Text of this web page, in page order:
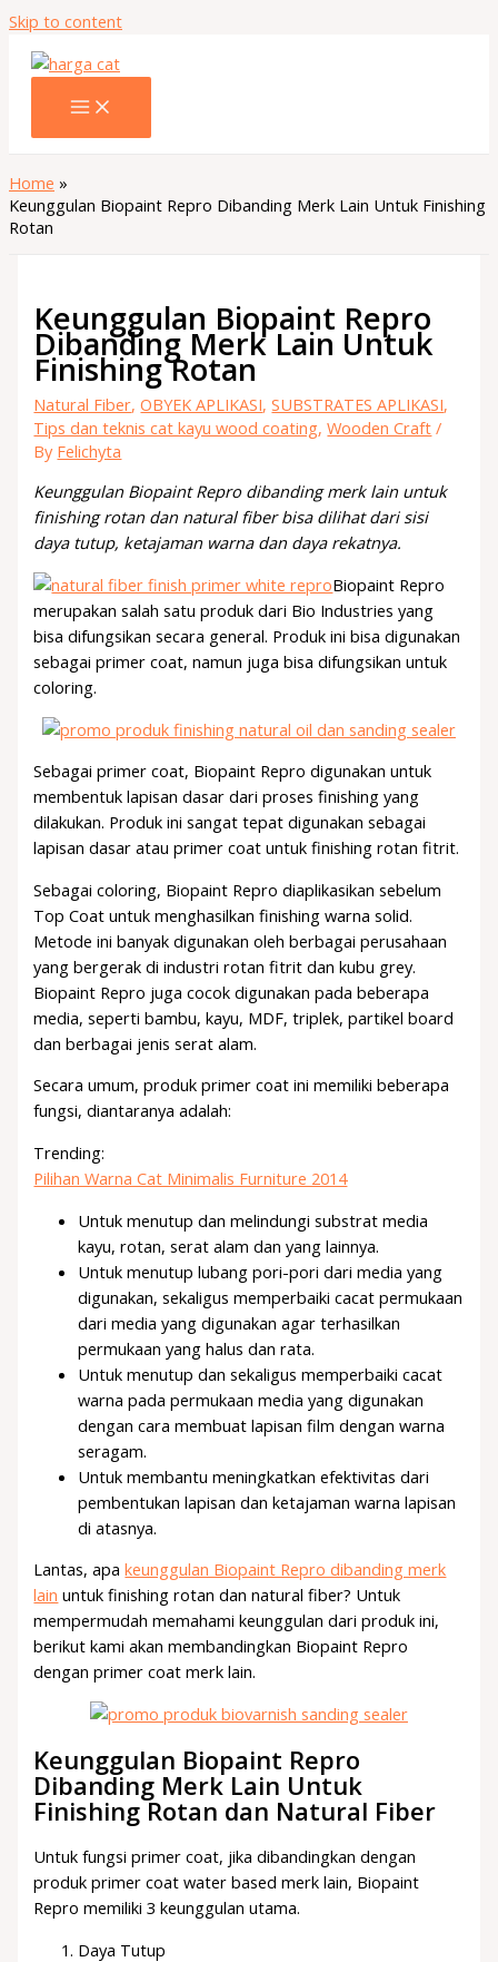
Skip to content
Home
Keunggulan Biopaint Repro Dibanding Merk Lain Untuk Finishing
Rotan
Keunggulan Biopaint Repro
Dibanding Merk Lain Untuk
Finishing Rotan
Natural Fiber,OBYEK APLIKASI,SUBSTRATES APLIKASI,
Tips dan teknis cat kayu wood coating,Wooden Craft /
By Felichyta
Keunggulan Biopaint Repro dibanding merk lain untuk
finishing rotan dan natural fiber bisa dilihat dari sisi
daya tutup, ketajaman warna dan daya rekatnya.
Biopaint Repro
merupakan salah satu produk dari Bio Industries yang
bisa difungsikan secara general. Produk ini bisa digunakan
sebagai primer coat, namun juga bisa difungsikan untuk
coloring.
Sebagai primer coat, Biopaint Repro digunakan untuk
membentuk lapisan dasar dari proses finishing yang
dilakukan. Produk ini sangat tepat digunakan sebagai
lapisan dasar atau primer coat untuk finishing rotan fitrit.
Sebagai coloring, Biopaint Repro diaplikasikan sebelum
Top Coat untuk menghasilkan finishing warna solid.
Metode ini banyak digunakan oleh berbagai perusahaan
yang bergerak di industri rotan fitrit dan kubu grey.
Biopaint Repro juga cocok digunakan pada beberapa
media, seperti bambu, kayu, MDF, triplek, partikel board
dan berbagai jenis serat alam.
Secara umum, produk primer coat ini memiliki beberapa
fungsi, diantaranya adalah:
Trending:
Pilihan Warna Cat Minimalis Furniture 2014
Untuk menutup dan melindungi substrat media
kayu, rotan, serat alam dan yang lainnya.
Untuk menutup lubang pori-pori dari media yang
digunakan, sekaligus memperbaiki cacat permukaan
dari media yang digunakan agar terhasilkan
permukaan yang halus dan rata.
Untuk menutup dan sekaligus memperbaiki cacat
warna pada permukaan media yang digunakan
dengan cara membuat lapisan film dengan warna
seragam.
Untuk membantu meningkatkan efektivitas dari
pembentukan lapisan dan ketajaman warna lapisan
di atasnya.
Lantas, apakeunggulan Biopaint Repro dibanding merk
lain untuk finishing rotan dan natural fiber? Untuk
mempermudah memahami keunggulan dari produk ini,
berikut kami akan membandingkan Biopaint Repro
dengan primer coat merk lain.
Keunggulan Biopaint Repro
Dibanding Merk Lain Untuk
Finishing Rotan dan Natural Fiber
Untuk fungsi primer coat, jika dibandingkan dengan
produk primer coat water based merk lain, Biopaint
Repro memiliki 3 keunggulan utama.
Daya Tutup